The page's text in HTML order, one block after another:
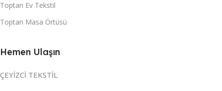
Toptan Ev Tekstil
Toptan Masa Örtüsü
Hemen Ulaşın
ÇEYİZCİ TEKSTİL